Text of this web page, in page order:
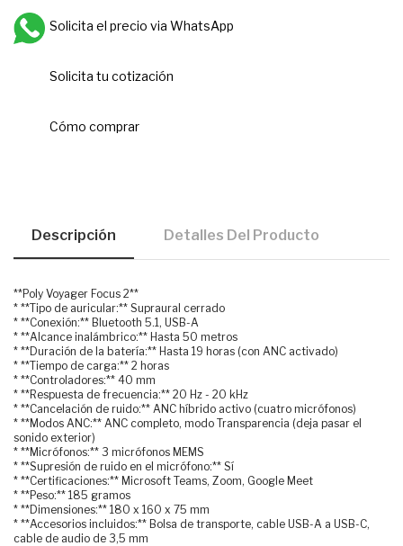
Solicita el precio via WhatsApp
Solicita tu cotización
Cómo comprar
Descripción Detalles Del Producto
**Poly Voyager Focus 2**
* **Tipo de auricular:** Supraural cerrado
* **Conexión:** Bluetooth 5.1, USB-A
* **Alcance inalámbrico:** Hasta 50 metros
* **Duración de la batería:** Hasta 19 horas (con ANC activado)
* **Tiempo de carga:** 2 horas
* **Controladores:** 40 mm
* **Respuesta de frecuencia:** 20 Hz - 20 kHz
* **Cancelación de ruido:** ANC híbrido activo (cuatro micrófonos)
* **Modos ANC:** ANC completo, modo Transparencia (deja pasar el
sonido exterior)
* **Micrófonos:** 3 micrófonos MEMS
* **Supresión de ruido en el micrófono:** Sí
* **Certificaciones:** Microsoft Teams, Zoom, Google Meet
* **Peso:** 185 gramos
* **Dimensiones:** 180 x 160 x 75 mm
* **Accesorios incluidos:** Bolsa de transporte, cable USB-A a USB-C,
cable de audio de 3,5 mm